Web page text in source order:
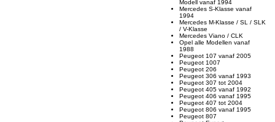
Modell vanaf 1994
Mercedes S-Klasse vanaf
1994
Mercedes M-Klasse / SL / SLK
/ V-Klasse
Mercedes Viano / CLK
Opel alle Modellen vanaf
1988
Peugeot 107 vanaf 2005
Peugeot 1007
Peugeot 206
Peugeot 306 vanaf 1993
Peugeot 307 tot 2004
Peugeot 405 vanaf 1992
Peugeot 406 vanaf 1995
Peugeot 407 tot 2004
Peugeot 806 vanaf 1995
Peugeot 807